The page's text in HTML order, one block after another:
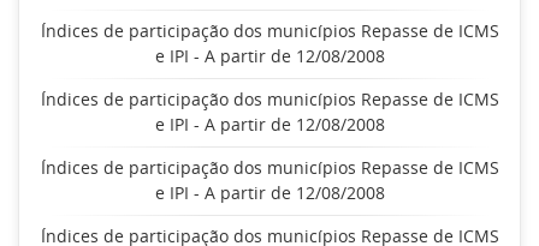
Índices de participação dos municípios Repasse de ICMS
e IPI - A partir de 12/08/2008
Índices de participação dos municípios Repasse de ICMS
e IPI - A partir de 12/08/2008
Índices de participação dos municípios Repasse de ICMS
e IPI - A partir de 12/08/2008
Índices de participação dos municípios Repasse de ICMS